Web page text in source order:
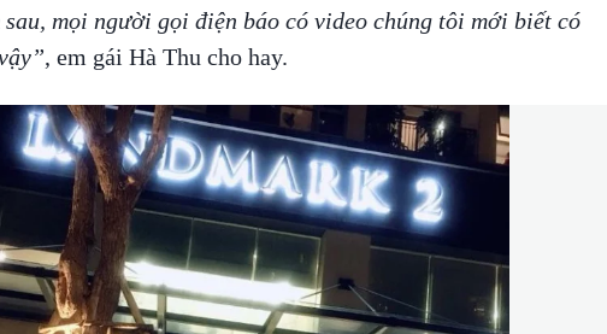
mọi người gọi điện báo có video chúng tôi mới biết có
, em gái Hà Thu cho hay.